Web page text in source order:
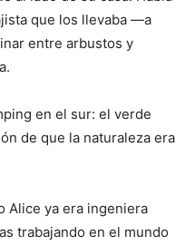
que los llevaba —a
entre arbustos y
en el sur: el verde
de que la naturaleza era
Alice ya era ingeniera
trabajando en el mundo